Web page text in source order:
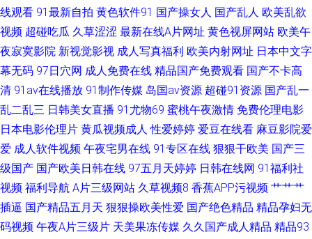
线观看 91最新自拍 黄色软件91 国产操女人 国产乱人 欧美乱欲
视频 超碰吃瓜 久草涩涩 最新在线A片网址 黄色视屏网站 欧美午
夜寂寞影院 新视觉影视 成人写真福利 欧美内射网址 日本中文字
幕无码 97日穴网 成人免费在线 精品国产免费观看 国产不卡高
清 91av在线播放 91制作传媒 岛国av资源 超碰91资源 国产乱一
乱二乱三 日韩美女直播 91尤物69 蜜桃午夜激情 免费伦理电影
日本电影伦理片 黄瓜视频成人 性爱婷婷 爱豆在线看 麻豆影院爱
爱 成人软件视频 午夜宅男在线 91专区在线 狠狠干欧美 国产三
级国产 国产欧美日韩在线 97五月天婷婷 日韩在线网 91福利社
视频 福利导航 A片三级网站 久草视频8 香蕉APP污视频 艹艹艹
插逼 国产精品五月天 狠狠操欧美性爱 国产绝色精品 精品孕妇无
码视频 午夜A片三级片 天美果冻传媒 久久国产成人精品 精品93